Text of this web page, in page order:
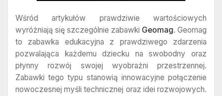
Wśród artykułów prawdziwie wartościowych
wyróżniają się szczególnie zabawki Geomag. Geomag
to zabawka edukacyjna z prawdziwego zdarzenia
pozwalająca każdemu dziecku na swobodny oraz
płynny rozwój swojej wyobraźni przestrzennej.
Zabawki tego typu stanowią innowacyjne połączenie
nowoczesnej myśli technicznej oraz idei rozwojowych.